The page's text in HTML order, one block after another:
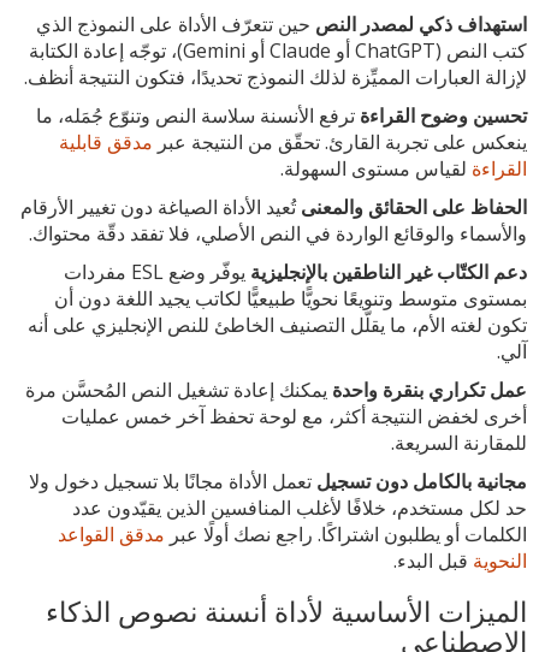
استهداف ذكي لمصدر النص حين تتعرّف الأداة على النموذج الذي
كتب النص (ChatGPT أو Claude أو Gemini)، توجّه إعادة الكتابة
لإزالة العبارات المميِّزة لذلك النموذج تحديدًا، فتكون النتيجة أنظف.
تحسين وضوح القراءة ترفع الأنسنة سلاسة النص وتنوّع جُمَله، ما
ينعكس على تجربة القارئ. تحقّق من النتيجة عبر مدقق قابلية
القراءة لقياس مستوى السهولة.
الحفاظ على الحقائق والمعنىتُعيد الأداة الصياغة دون تغيير الأرقام
والأسماء والوقائع الواردة في النص الأصلي، فلا تفقد دقّة محتواك.
دعم الكتّاب غير الناطقين بالإنجليزية
يوفّر وضع ESL مفردات
بمستوى متوسط وتنويعًا نحويًّا طبيعيًّا لكاتب يجيد اللغة دون أن
تكون لغته الأم، ما يقلّل التصنيف الخاطئ للنص الإنجليزي على أنه
آلي.
عمل تكراري بنقرة واحدة يمكنك إعادة تشغيل النص المُحسَّن مرة
أخرى لخفض النتيجة أكثر، مع لوحة تحفظ آخر خمس عمليات
للمقارنة السريعة.
مجانية بالكامل دون تسجيل تعمل الأداة مجانًا بلا تسجيل دخول ولا
حد لكل مستخدم، خلافًا لأغلب المنافسين الذين يقيّدون عدد
الكلمات أو يطلبون اشتراكًا. راجع نصك أولًا عبر مدقق القواعد
النحوية قبل البدء.
الميزات الأساسية لأداة أنسنة نصوص الذكاء
الاصطناعي